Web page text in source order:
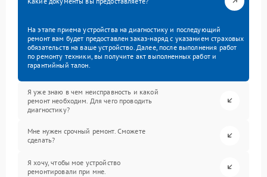
На этапе приема устройства на диагностику и последующий
ремонт вам будет предоставлен заказ-наряд с указанием страховых
обязательств на ваше устройство. Далее, после выполнения работ
по ремонту техники, вы получите акт выполненных работ и
гарантийный талон.
Я уже знаю в чем неисправность и какой
ремонт необходим. Для чего проводить
диагностику?
Мне нужен срочный ремонт. Сможете
сделать?
Я хочу, чтобы мое устройство
ремонтировали при мне.